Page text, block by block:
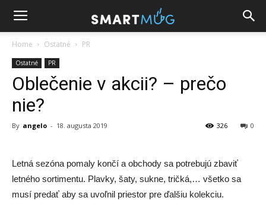
Home Ostatné PR
Ostatné PR
Oblečenie v akcii? – prečo
nie?
By angelo - 18. augusta 2019 0
326
Letná sezóna pomaly končí a obchody sa potrebujú zbaviť
letného sortimentu. Plavky, šaty, sukne, tričká,… všetko sa
musí predať aby sa uvoľnil priestor pre ďalšiu kolekciu.